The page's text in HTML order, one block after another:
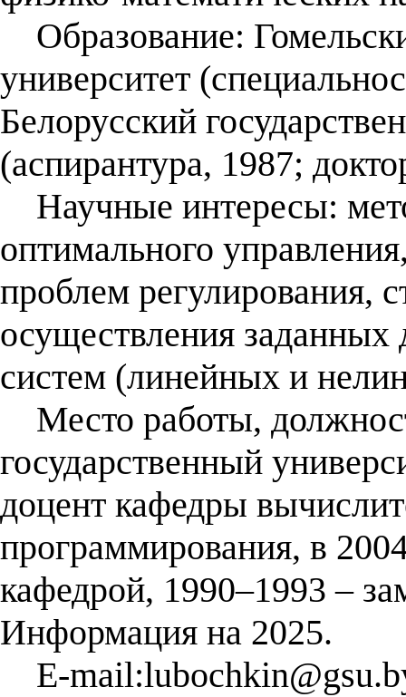
Образование:
университет
Белорусский
(аспирантура, 1987;
Научные интересы:
оптимального
проблем регулирования,
осуществления
систем (линейных и
Место работы,
государственный
доцент кафедры
программирования, в
кафедрой, 1990–1993 –
Информация на 2025.
E-